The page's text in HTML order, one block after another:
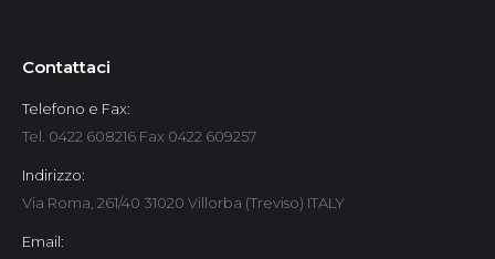
Contattaci
Telefono e Fax:
Tel. 0422 608216 Fax 0422 609257
Indirizzo:
Via Roma, 261/40 31020 Villorba (Treviso) ITALY
Email: